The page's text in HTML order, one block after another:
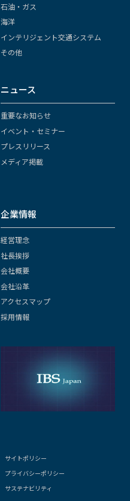
石油・ガス
海洋
インテリジェント交通システム
その他
ニュース
重要なお知らせ
イベント・セミナー
プレスリリース
メディア掲載
企業情報
経営理念
社長挨拶
会社概要
会社沿革
アクセスマップ
採用情報
サイトポリシー
プライバシーポリシー
サステナビリティ